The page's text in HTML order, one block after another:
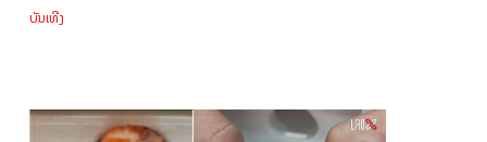
ບັນເທີງ